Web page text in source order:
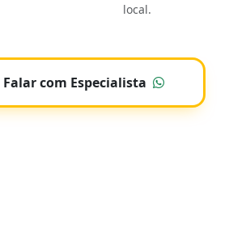
local.
Falar com Especialista